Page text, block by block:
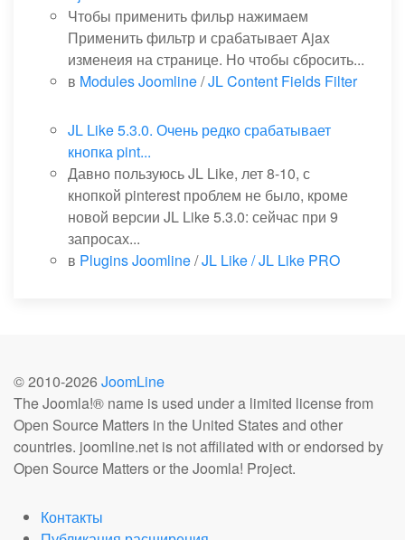
Чтобы применить фильр нажимаем
Применить фильтр и срабатывает Ajax
изменеия на странице. Но чтобы сбросить...
в Modules Joomline/JL Content Fields Filter
JL Like 5.3.0. Очень редко срабатывает
кнопка pint...
Давно пользуюсь JL Like, лет 8-10, с
кнопкой pinterest проблем не было, кроме
новой версии JL Like 5.3.0: сейчас при 9
запросах...
в Plugins Joomline/JL Like / JL Like PRO
© 2010-2026 JoomLine
The Joomla!® name is used under a limited license from
Open Source Matters in the United States and other
countries. joomline.net is not affiliated with or endorsed by
Open Source Matters or the Joomla! Project.
Контакты